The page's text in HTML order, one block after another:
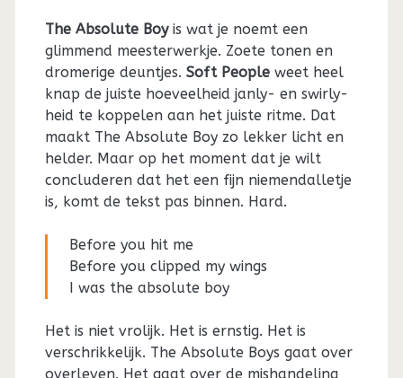
The Absolute Boyis wat je noemt een
glimmend meesterwerkje. Zoete tonen en
dromerige deuntjes. Soft Peopleweet heel
knap de juiste hoeveelheid janly- en swirly-
heid te koppelen aan het juiste ritme. Dat
maakt The Absolute Boy zo lekker licht en
helder. Maar op het moment dat je wilt
concluderen dat het een fijn niemendalletje
is, komt de tekst pas binnen. Hard.
Before you hit me
Before you clipped my wings
I was the absolute boy
Het is niet vrolijk. Het is ernstig. Het is
verschrikkelijk. The Absolute Boys gaat over
overleven. Het gaat over de mishandeling